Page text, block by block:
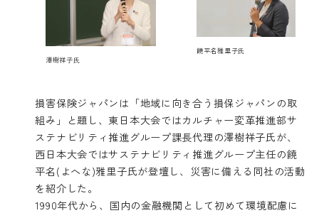
澤樹祥子氏
饒平名雅里子氏
損害保険ジャパンは「地域に向き合う損保ジャパンの取
組み」と題し、東日本大会ではカルチャー変革推進部サ
ステナビリティ推進グループ課長代理の澤樹祥子氏が、
西日本大会ではサステナビリティ推進グループ主任の饒
平名(よへな)雅里子氏が登壇し、災害に備える同社の活動
を紹介した。
1990年代から、国内の金融機関として初めて環境配慮に